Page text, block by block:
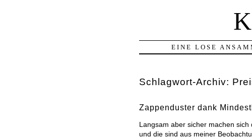
EINE LOSE
Schlagwort-Archiv:
Zappenduster dank
Langsam aber sicher machen
und die sind aus meiner